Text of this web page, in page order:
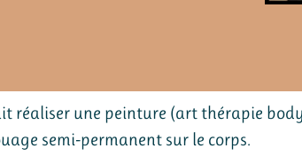
réaliser une peinture (art thérapie
semi-permanent sur le corps.